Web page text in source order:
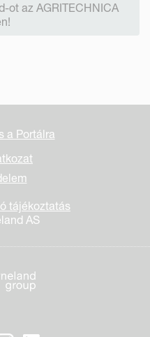
ot az AGRITECHNICA
a Portálra
tájékoztatás
AS